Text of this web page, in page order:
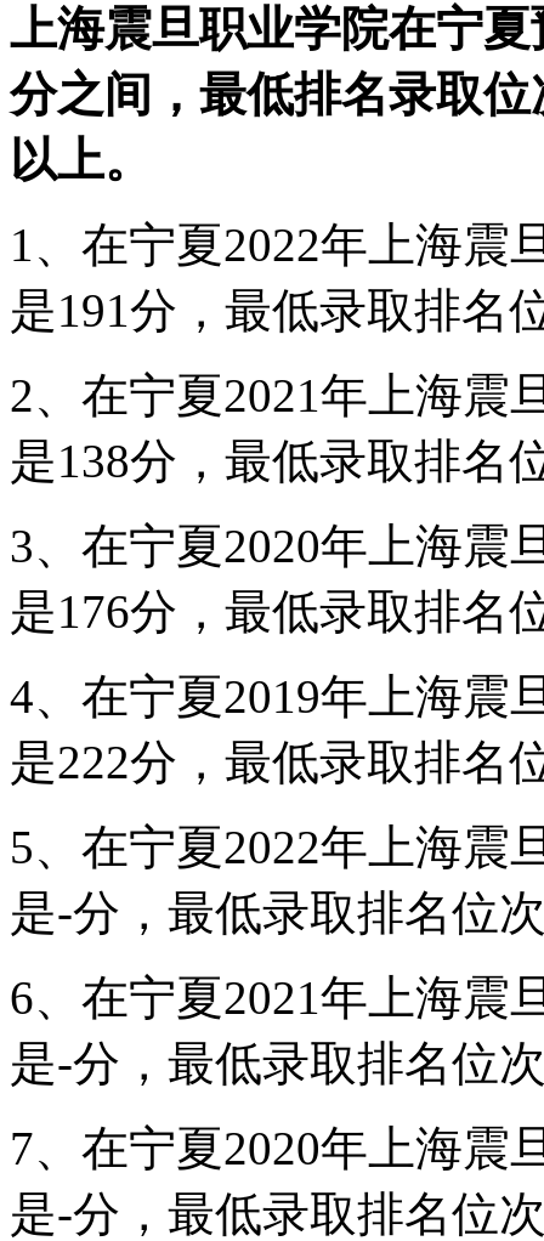
上海震旦职业学院在宁
分之间，最低排名录取位
以上。
1、在宁夏2022年上海震
是191分，最低录取排名
2、在宁夏2021年上海震
是138分，最低录取排名
3、在宁夏2020年上海震
是176分，最低录取排名
4、在宁夏2019年上海震
是222分，最低录取排名
5、在宁夏2022年上海震
是-分，最低录取排名位
6、在宁夏2021年上海震
是-分，最低录取排名位
7、在宁夏2020年上海震
是-分，最低录取排名位